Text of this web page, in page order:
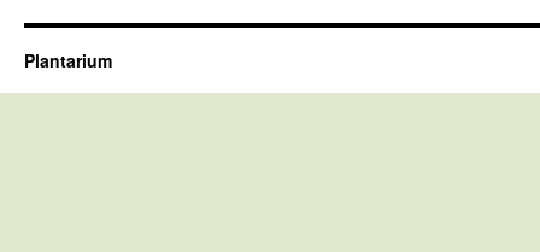
Plantarium